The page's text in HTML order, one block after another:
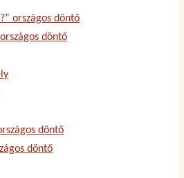
döntő
döntő